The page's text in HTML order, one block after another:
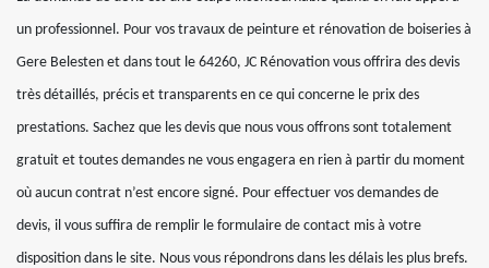
un professionnel. Pour vos travaux de peinture et rénovation de boiseries à
Gere Belesten et dans tout le 64260, JC Rénovation vous offrira des devis
très détaillés, précis et transparents en ce qui concerne le prix des
prestations. Sachez que les devis que nous vous offrons sont totalement
gratuit et toutes demandes ne vous engagera en rien à partir du moment
où aucun contrat n’est encore signé. Pour effectuer vos demandes de
devis, il vous suffira de remplir le formulaire de contact mis à votre
disposition dans le site. Nous vous répondrons dans les délais les plus brefs.